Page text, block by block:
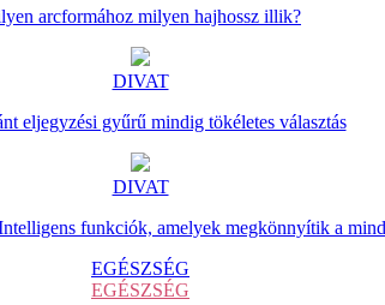
arcformához milyen hajhossz illik?
DIVAT
eljegyzési gyűrű mindig tökéletes választás
DIVAT
funkciók, amelyek megkönnyítik a
EGÉSZSÉG
EGÉSZSÉG